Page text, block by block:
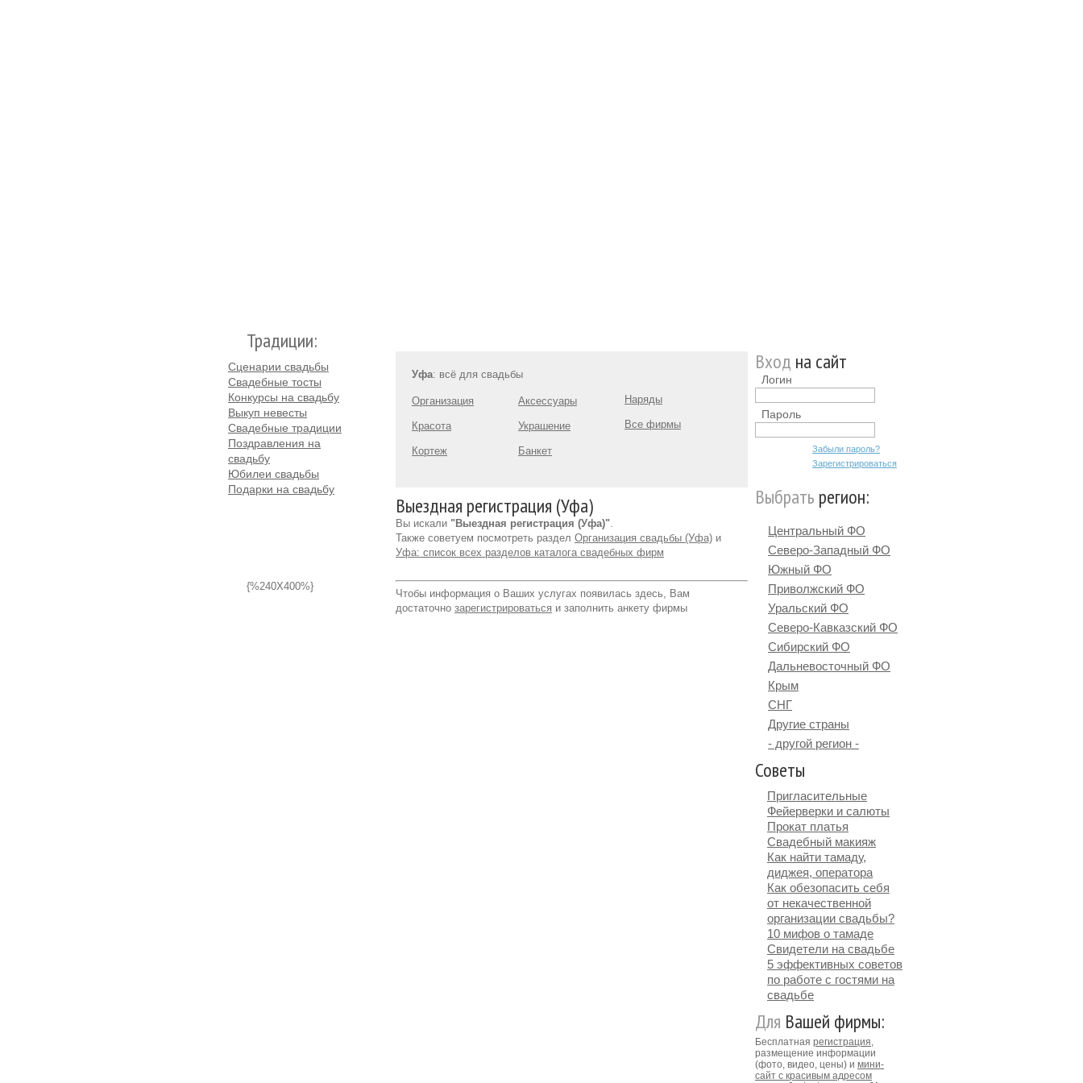
Традиции:
Сценарии свадьбы
Свадебные тосты
Конкурсы на свадьбу
Выкуп невесты
Свадебные традиции
Поздравления на
свадьбу
Юбилеи свадьбы
Подарки на свадьбу
{%240X400%}
Уфа: всё для свадьбы
Организация
Красота
Кортеж
Аксессуары
Украшение
Банкет
Наряды
Все фирмы
Выездная регистрация (Уфа)
Вы искали "Выездная регистрация (Уфа)".
Также советуем посмотреть раздел Организация свадьбы (Уфа) и
Уфа: список всех разделов каталога свадебных фирм
Чтобы информация о Ваших услугах появилась здесь, Вам
достаточно зарегистрироваться и заполнить анкету фирмы
Вход на сайт
Логин
Пароль
Забыли пароль?
Зарегистрироваться
Выбрать регион:
Центральный ФО
Северо-Западный ФО
Южный ФО
Приволжский ФО
Уральский ФО
Северо-Кавказский ФО
Сибирский ФО
Дальневосточный ФО
Крым
СНГ
Другие страны
- другой регион -
Советы
Пригласительные
Фейерверки и салюты
Прокат платья
Свадебный макияж
Как найти тамаду,
диджея, оператора
Как обезопасить себя
от некачественной
организации свадьбы?
10 мифов о тамаде
Свидетели на свадьбе
5 эффективных советов
по работе с гостями на
свадьбе
Для Вашей фирмы:
Бесплатная регистрация,
размещение информации
(фото, видео, цены) и мини-
сайт с красивым адресом